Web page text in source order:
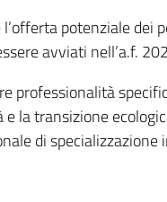
potenziale dei
avviati nell’a.f.
professionalità
la transizione
di specializzazione